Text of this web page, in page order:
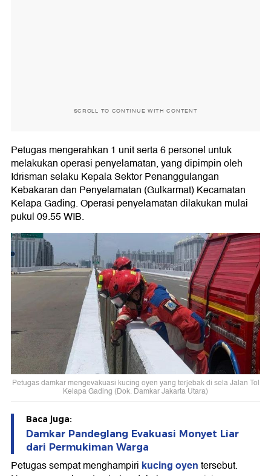
SCROLL TO CONTINUE WITH CONTENT
Petugas mengerahkan 1 unit serta 6 personel untuk
melakukan operasi penyelamatan, yang dipimpin oleh
Idrisman selaku Kepala Sektor Penanggulangan
Kebakaran dan Penyelamatan (Gulkarmat) Kecamatan
Kelapa Gading. Operasi penyelamatan dilakukan mulai
pukul 09.55 WIB.
Petugas damkar mengevakuasi kucing oyen yang terjebak di sela Jalan Tol
Kelapa Gading (Dok. Damkar Jakarta Utara)
Baca juga:
Damkar Pandeglang Evakuasi Monyet Liar
dari Permukiman Warga
Petugas sempat menghampiri kucing oyentersebut.